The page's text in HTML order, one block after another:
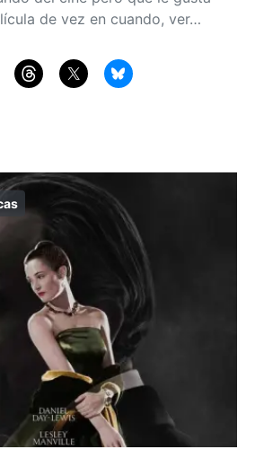
de vez en cuando, ver…